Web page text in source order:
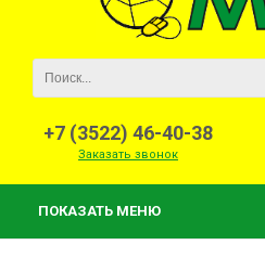
+7 (3522) 46-40-38
Заказать звонок
ПОКАЗАТЬ МЕНЮ